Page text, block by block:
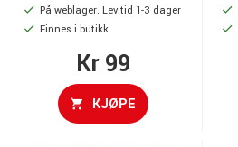
På weblager. Lev.tid 1-3 dager
Finnes i butikk
Kr 99
KJØPE